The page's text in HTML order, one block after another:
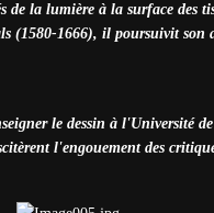
de la lumière à la surface des
(1580-1666), il poursuivit son
le dessin à l'Université
l'engouement des